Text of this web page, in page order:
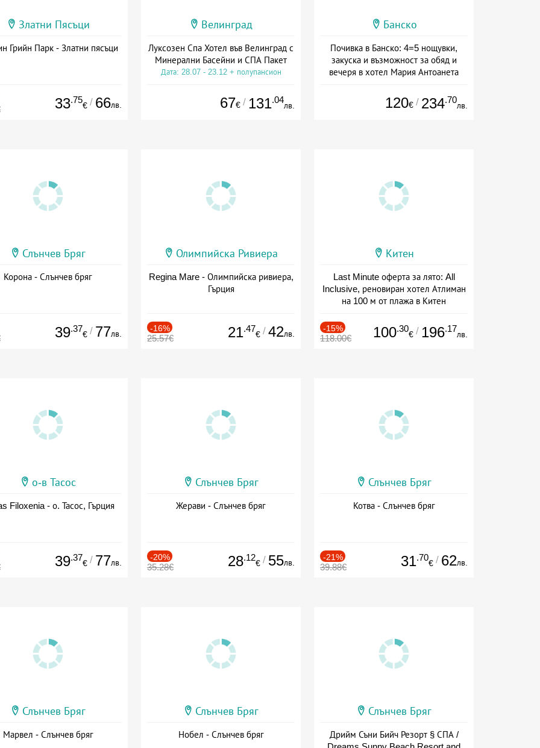
Златни Пясъци
Грийн Парк - Златни пясъци
33.75
€ / 66лв.
Велинград
Луксозен Спа Хотел във Велинград с
Минерални Басейни и СПА Пакет
Дата: 28.07 - 23.12 + полупансион
67€ / 131.04
лв.
Банско
Почивка в Банско: 4=5 нощувки,
закуска и възможност за обяд и
вечеря в хотел Мария Антоанета
120€ / 234.70
лв.
Слънчев Бряг
Корона - Слънчев бряг
39.37
€ / 77лв.
Олимпийска Ривиера
Regina Mare - Олимпийска ривиера,
Гърция
-16%
25.57€ 21.47
€ / 42лв.
Китен
Last Minute оферта за лято: All
Inclusive, реновиран хотел Атлиман
на 100 м от плажа в Китен
-15%
118.00€ 100.30
€ / 196.17
лв.
о-в Тасос
Filoxenia - о. Тасос, Гърция
39.37
€ / 77лв.
Слънчев Бряг
Жерави - Слънчев бряг
-20%
35.28€ 28.12
€ / 55лв.
Слънчев Бряг
Котва - Слънчев бряг
-21%
39.88€ 31.70
€ / 62лв.
Слънчев Бряг
Марвел - Слънчев бряг
Слънчев Бряг
Нобел - Слънчев бряг
Слънчев Бряг
Дрийм Съни Бийч Резорт § СПА /